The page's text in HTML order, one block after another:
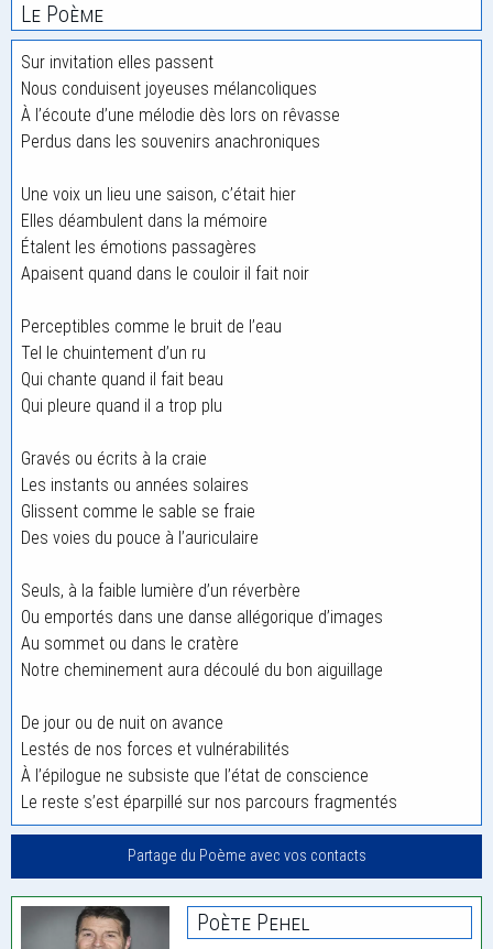
Le Poème
Sur invitation elles passent
Nous conduisent joyeuses mélancoliques
À l’écoute d’une mélodie dès lors on rêvasse
Perdus dans les souvenirs anachroniques
Une voix un lieu une saison, c’était hier
Elles déambulent dans la mémoire
Étalent les émotions passagères
Apaisent quand dans le couloir il fait noir
Perceptibles comme le bruit de l’eau
Tel le chuintement d’un ru
Qui chante quand il fait beau
Qui pleure quand il a trop plu
Gravés ou écrits à la craie
Les instants ou années solaires
Glissent comme le sable se fraie
Des voies du pouce à l’auriculaire
Seuls, à la faible lumière d’un réverbère
Ou emportés dans une danse allégorique d’images
Au sommet ou dans le cratère
Notre cheminement aura découlé du bon aiguillage
De jour ou de nuit on avance
Lestés de nos forces et vulnérabilités
À l’épilogue ne subsiste que l’état de conscience
Le reste s’est éparpillé sur nos parcours fragmentés
Partage du Poème avec vos contacts
Poète Pehel